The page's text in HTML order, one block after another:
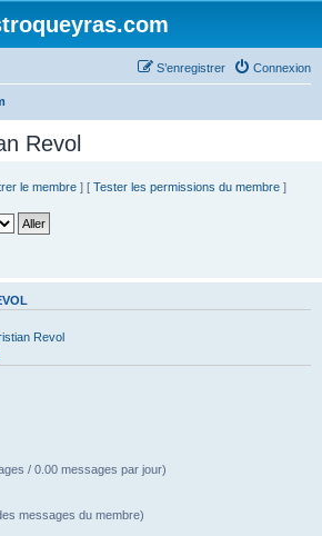
Connexion
S’enregistrer
Revol
le membre ] [ Tester les permissions du membre ]
Revol
/ 0.00 messages par jour)
messages du membre)